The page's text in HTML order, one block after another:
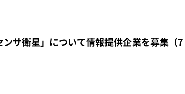
サ衛星」について情報提供企業を募集（7